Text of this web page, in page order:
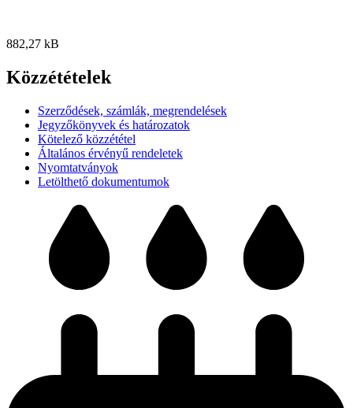
882,27 kB
Közzétételek
Szerződések, számlák, megrendelések
Jegyzőkönyvek és határozatok
Kötelező közzététel
Általános érvényű rendeletek
Nyomtatványok
Letölthető dokumentumok